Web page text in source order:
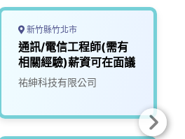
新竹縣竹北市
通訊/電信工程師(需有
相關經驗)薪資可在面議
祐紳科技有限公司